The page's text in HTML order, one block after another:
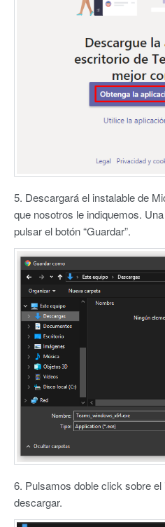
5. Descargará el instalable de
que nosotros le indiquemos.
pulsar el botón “Guardar”.
6. Pulsamos doble click sobre
descargar.